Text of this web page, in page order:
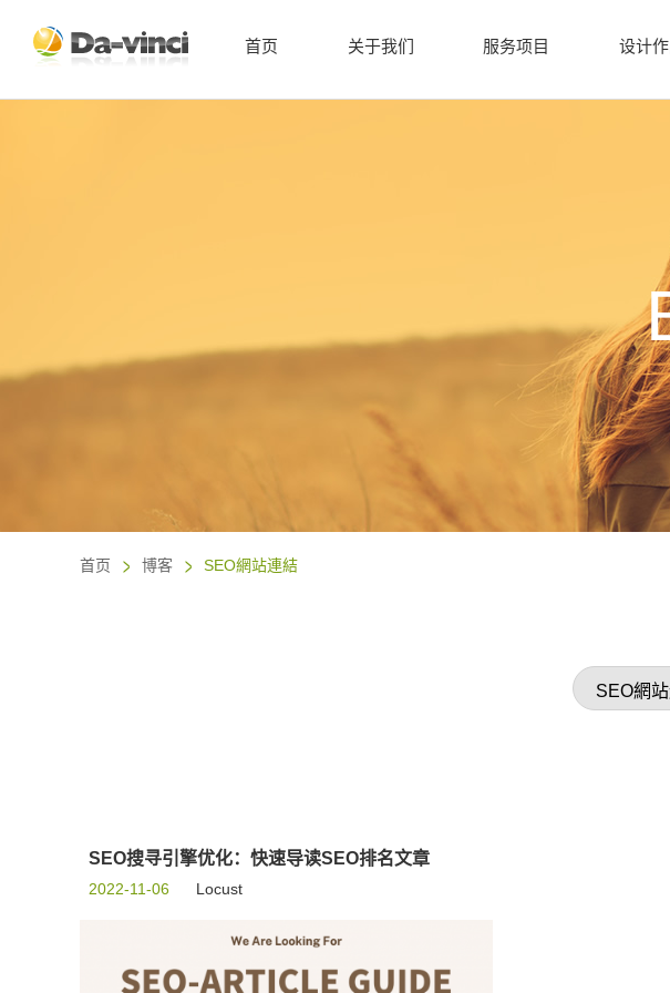
首页 关于我们 服务项目 设计
首页 博客 SEO網站連結
SEO搜寻引擎优化：快速导读SEO排名文章
2022-11-06 Locust